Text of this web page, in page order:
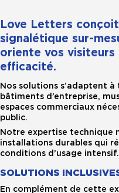
Love Letters
signalétique sur-
oriente vos visiteurs
efficacité.
Nos solutions s’adaptent
bâtiments d’entreprise,
espaces commerciaux
public.
Notre expertise technique
installations durables qui
conditions d’usage intensif.
SOLUTIONS
En complément de cette